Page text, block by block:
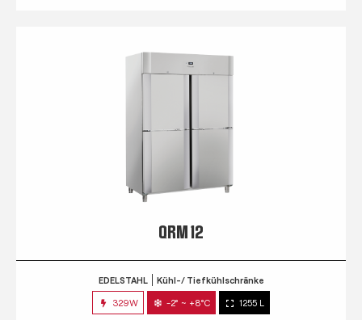
QRM 12
EDELSTAHL Kühl-/ Tiefkühlschränke
329W -2° ~ +8°C 1255 L